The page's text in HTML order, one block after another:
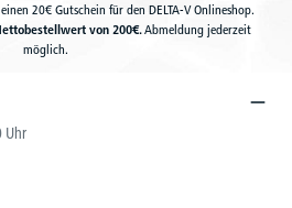
20€ Gutschein für den DELTA-V Onlineshop.
von 200€.Abmeldung jederzeit
möglich.
Uhr